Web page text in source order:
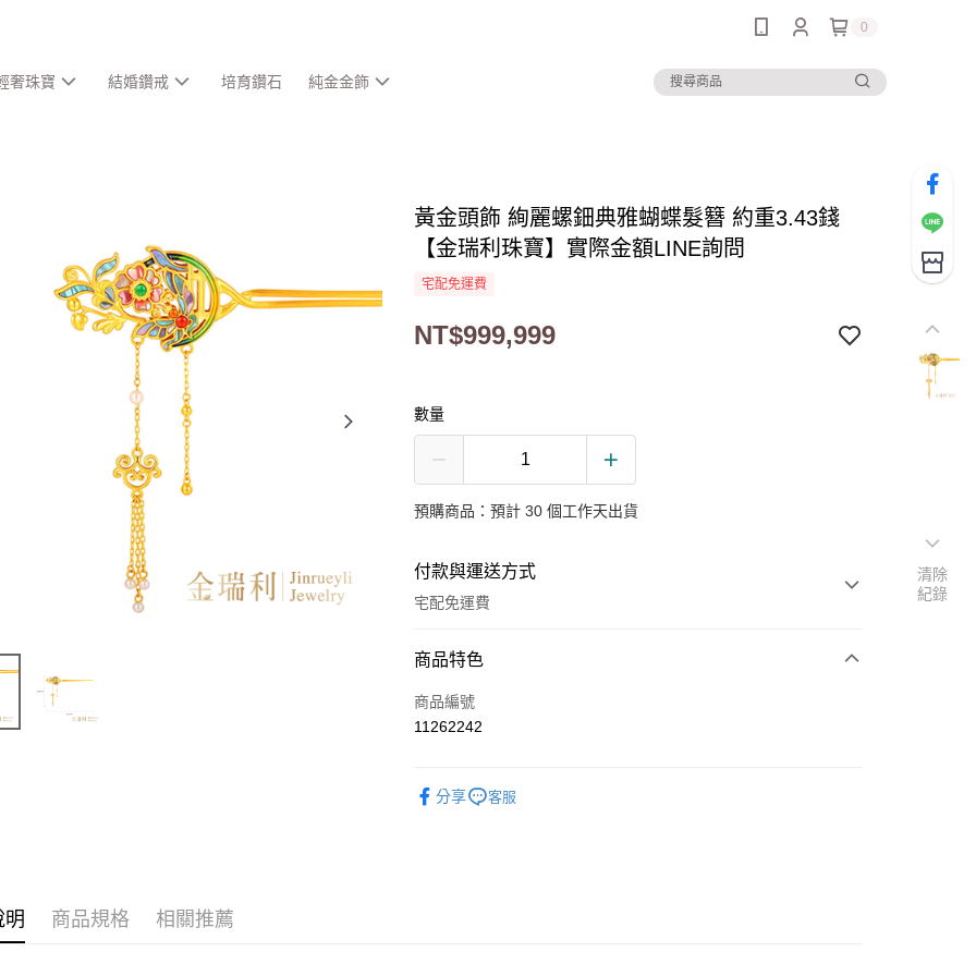
0
奢珠寶 結婚鑽戒 培育鑽石 純金金飾
黃金頭飾 絢麗螺鈿典雅蝴蝶髮簪 約重3.43錢
【金瑞利珠寶】實際金額LINE詢問
宅配免運費
NT$999,999
數量
預購商品：預計 30 個工作天出貨
付款與運送方式
宅配免運費
付款方式
信用卡一次付款
商品特色
商品編號
11262242
分享 客服
明 商品規格 相關推薦
清除
紀錄